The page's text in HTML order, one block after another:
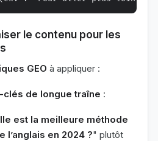
le contenu pour les
GEO à appliquer :
de longue traîne :
est la meilleure méthode
l’anglais en 2024 ?" plutôt